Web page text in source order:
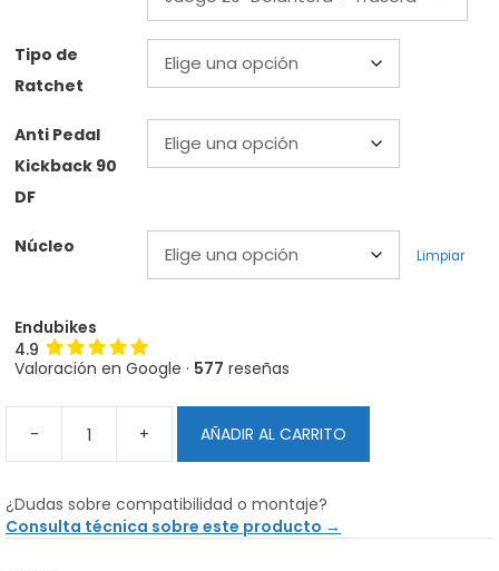
Tipo de
Ratchet
Anti Pedal
Kickback 90
DF
Núcleo Limpiar
Endubikes
4.9
Valoración en Google · 577 reseñas
-
Ruedas
de
DT
Swiss
+ AÑADIR AL CARRITO
¿Dudas sobre compatibilidad o montaje?
Consulta técnica sobre este producto →